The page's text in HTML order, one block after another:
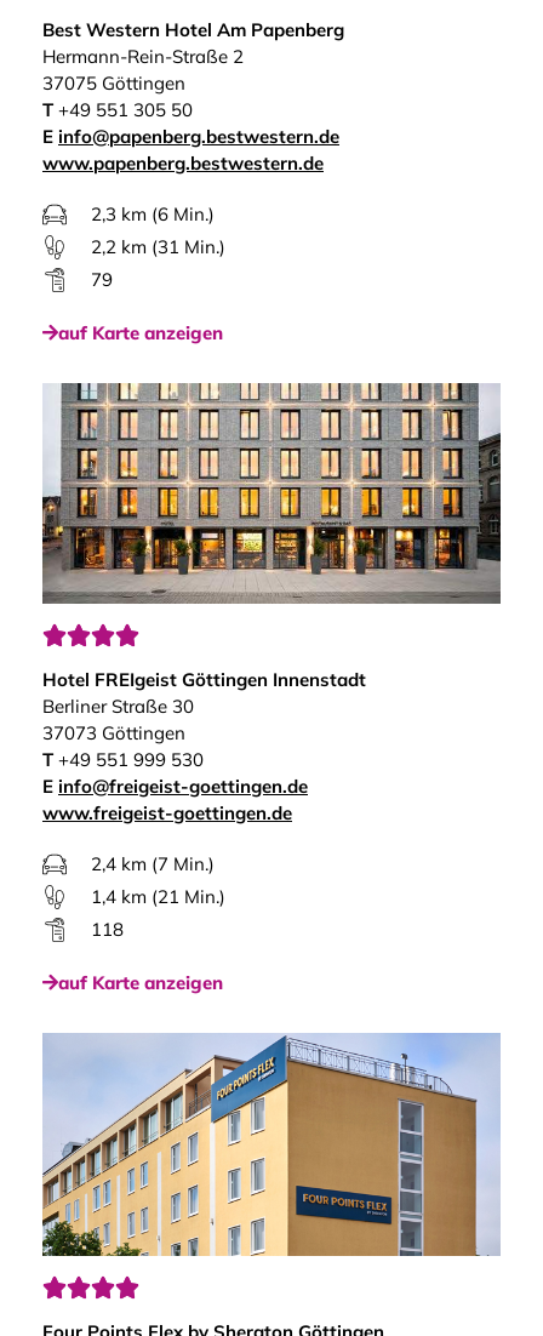
Best Western Hotel Am Papenberg
Hermann-Rein-Straße 2
37075 Göttingen
T+49 551 305 50
E info@papenberg.bestwestern.de
www.papenberg.bestwestern.de
2,3 km (6 Min.)
2,2 km (31 Min.)
79
auf Karte anzeigen

Hotel FREIgeist Göttingen Innenstadt
Berliner Straße 30
37073 Göttingen
T+49 551 999 530
E info@freigeist-goettingen.de
www.freigeist-goettingen.de
2,4 km (7 Min.)
1,4 km (21 Min.)
118
auf Karte anzeigen
